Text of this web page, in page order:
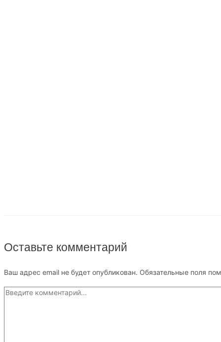
Оставьте комментарий
Ваш адрес email не будет опубликован. Обязательные поля
Введите
комментарий...